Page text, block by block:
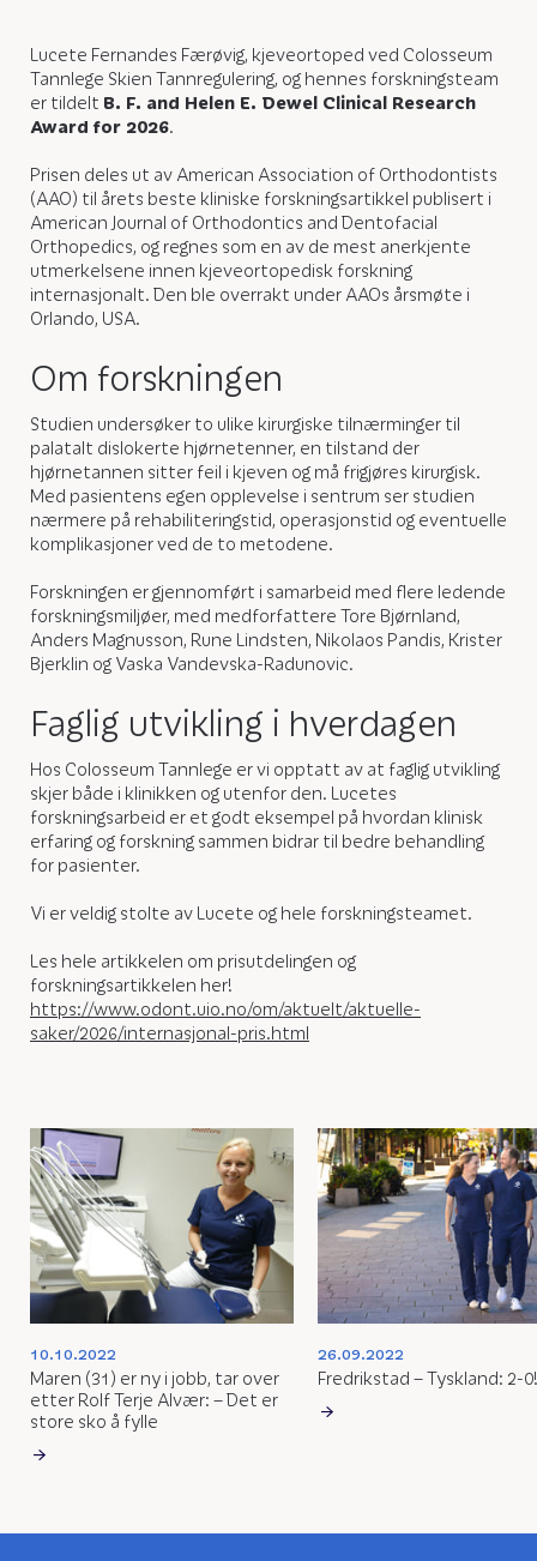
Lucete Fernandes Færøvig, kjeveortoped ved Colosseum
Tannlege Skien Tannregulering, og hennes forskningsteam
er tildelt B. F. and Helen E. Dewel Clinical Research
Award for 2026.
Prisen deles ut av American Association of Orthodontists
(AAO) til årets beste kliniske forskningsartikkel publisert i
American Journal of Orthodontics and Dentofacial
Orthopedics, og regnes som en av de mest anerkjente
utmerkelsene innen kjeveortopedisk forskning
internasjonalt. Den ble overrakt under AAOs årsmøte i
Orlando, USA.
Om forskningen
Studien undersøker to ulike kirurgiske tilnærminger til
palatalt dislokerte hjørnetenner, en tilstand der
hjørnetannen sitter feil i kjeven og må frigjøres kirurgisk.
Med pasientens egen opplevelse i sentrum ser studien
nærmere på rehabiliteringstid, operasjonstid og eventuelle
komplikasjoner ved de to metodene.
Forskningen er gjennomført i samarbeid med flere ledende
forskningsmiljøer, med medforfattere Tore Bjørnland,
Anders Magnusson, Rune Lindsten, Nikolaos Pandis, Krister
Bjerklin og Vaska Vandevska-Radunovic.
Faglig utvikling i hverdagen
Hos Colosseum Tannlege er vi opptatt av at faglig utvikling
skjer både i klinikken og utenfor den. Lucetes
forskningsarbeid er et godt eksempel på hvordan klinisk
erfaring og forskning sammen bidrar til bedre behandling
for pasienter.
Vi er veldig stolte av Lucete og hele forskningsteamet.
Les hele artikkelen om prisutdelingen og
forskningsartikkelen her!
https://www.odont.uio.no/om/aktuelt/aktuelle-
saker/2026/internasjonal-pris.html
10.10.2022
Maren (31) er ny i jobb, tar over
etter Rolf Terje Alvær: – Det er
store sko å fylle
26.09.2022
Fredrikstad – Tyskland: 2-